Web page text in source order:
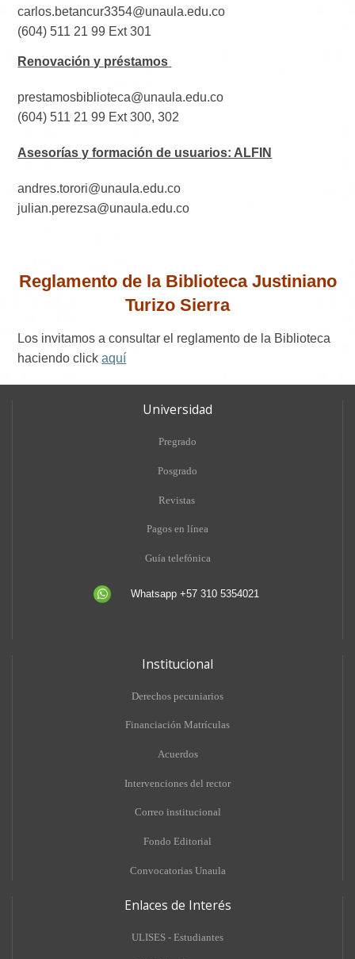
carlos.betancur3354@unaula.edu.co
(604) 511 21 99 Ext 301
Renovación y préstamos
prestamosbiblioteca@unaula.edu.co
(604) 511 21 99 Ext 300, 302
Asesorías y formación de usuarios: ALFIN
andres.torori@unaula.edu.co
julian.perezsa@unaula.edu.co
Reglamento de la Biblioteca Justiniano
Turizo Sierra
Los invitamos a consultar el reglamento de la Biblioteca
haciendo clickaquí
Universidad
Pregrado
Posgrado
Revistas
Pagos en línea
Guía telefónica
Whatsapp +57 310 5354021
Institucional
Derechos pecuniarios
Financiación Matrículas
Acuerdos
Intervenciones del rector
Correo institucional
Fondo Editorial
Convocatorias Unaula
Enlaces de Interés
ULISES - Estudiantes